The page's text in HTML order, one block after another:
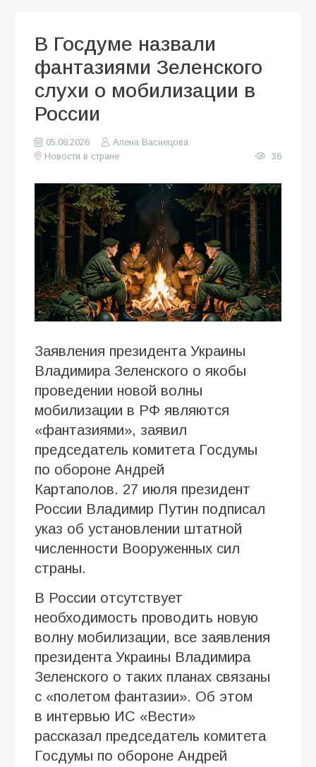
В Госдуме назвали
фантазиями Зеленского
слухи о мобилизации в
России
05.08.2026
Алена Васнецова
Новости в стране
36
Заявления президента Украины
Владимира Зеленского о якобы
проведении новой волны
мобилизации в РФ являются
«фантазиями», заявил
председатель комитета Госдумы
по обороне Андрей
Картаполов. 27 июля президент
России Владимир Путин подписал
указ об установлении штатной
численности Вооруженных сил
страны.
В России отсутствует
необходимость проводить новую
волну мобилизации, все заявления
президента Украины Владимира
Зеленского о таких планах связаны
с «полетом фантазии». Об этом
в интервью ИC «Вести»
рассказал председатель комитета
Госдумы по обороне Андрей